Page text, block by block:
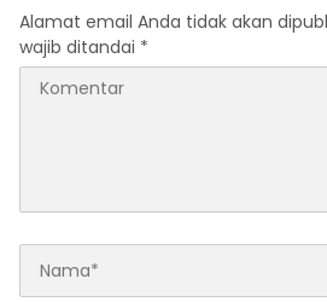
Alamat email Anda tidak akan
wajib ditandai *